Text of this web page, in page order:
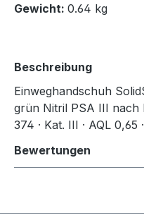
Gewicht: 0.64 kg
Beschreibung
Einweghandschuh
grün Nitril PSA III nach
374 · Kat. III · AQL 0,65
Bewertungen